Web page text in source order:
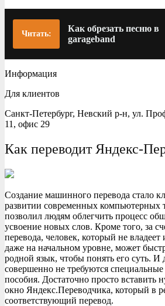
Читать:
Как обрезать песню в
garageband
Информация
Для клиентов
Санкт-Петербург, Невский р-н, ул.
11, офис 29
Как переводит Яндекс-
Создание машинного перевода стало
развитии современных компьютерных
позволил людям облегчить процесс
усвоение новых слов. Кроме того, за
перевода, человек, который не
даже на начальном уровне, может
родной язык, чтобы понять его суть. И
совершенно не требуются
пособия. Достаточно просто
окно Яндекс.Переводчика, который в
соответствующий перевод.